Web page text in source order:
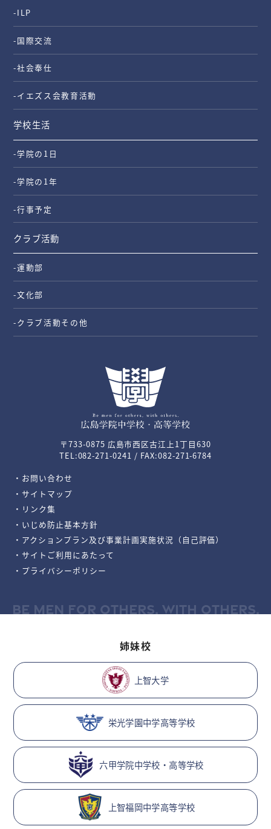
〒733-0875 広島市西区古江上1丁目630
TEL:082-271-0241 / FAX:082-271-6784
・お問い合わせ
・サイトマップ
・リンク集
・いじめ防止基本方針
・アクションプラン及び事業計画実施状況（自己評価）
・サイトご利用にあたって
・プライバシーポリシー
-ILP
-国際交流
-社会奉仕
-イエズス会教育活動
学校生活
-学院の1日
-学院の1年
-行事予定
クラブ活動
-運動部
-文化部
-クラブ活動その他
BE MEN FOR OTHERS, WITH OTHERS.
姉妹校
上智大学
栄光学園中学高等学校
六甲学院中学校・高等学校
上智福岡中学高等学校